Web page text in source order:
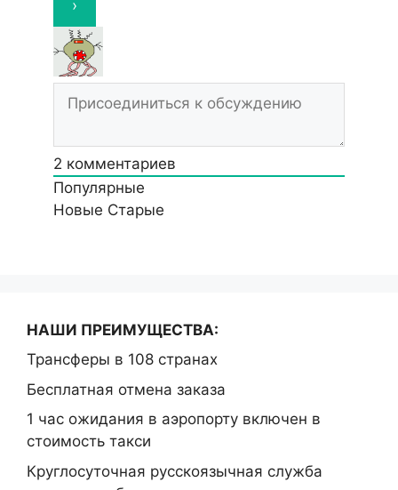
2 комментариев
Популярные
Новые Старые
НАШИ ПРЕИМУЩЕСТВА:
Трансферы в 108 странах
Бесплатная отмена заказа
1 час ожидания в аэропорту включен в
стоимость такси
Круглосуточная русскоязычная служба